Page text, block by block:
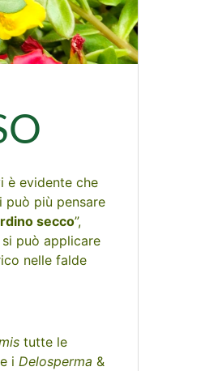
è evidente che
può più pensare
secco”,
può applicare
nelle falde
tutte le
i Delosperma &